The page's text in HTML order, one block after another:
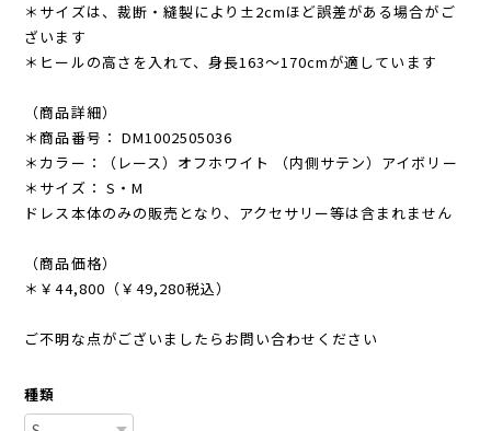
＊サイズは、裁断・縫製により±2cmほど誤差がある場合がご
ざいます
＊ヒールの高さを入れて、身長163〜170cmが適しています
（商品詳細）
＊商品番号： DM1002505036
＊カラー：（レース）オフホワイト （内側サテン）アイボリー
＊サイズ： S・M
ドレス本体のみの販売となり、アクセサリー等は含まれません
（商品価格）
＊￥44,800（￥49,280税込）
ご不明な点がございましたらお問い合わせください
種類